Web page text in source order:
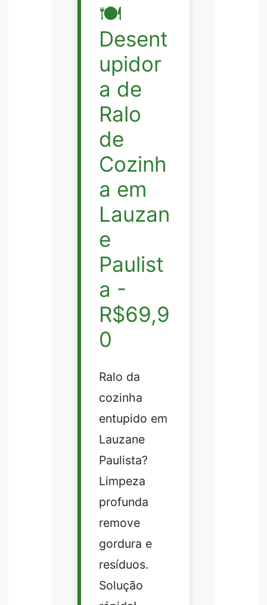
🍽️
Desent
upidor
a de
Ralo
de
Cozinh
a em
Lauzan
e
Paulist
a -
R$69,9
0
Ralo da
cozinha
entupido em
Lauzane
Paulista?
Limpeza
profunda
remove
gordura e
resíduos.
Solução